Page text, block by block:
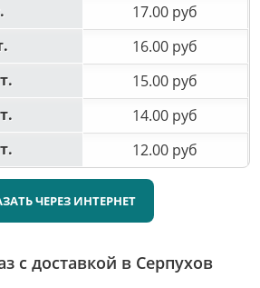
17.00 руб
16.00 руб
15.00 руб
14.00 руб
12.00 руб
ЧЕРЕЗ ИНТЕРНЕТ
с доставкой в Серпухов